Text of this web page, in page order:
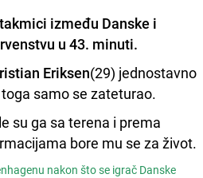
između Danske i
u 43. minuti.
Eriksen(29) jednostavno
samo se zateturao.
su ga sa terena i prema
bore mu se za život.
nakon što se igrač Danske